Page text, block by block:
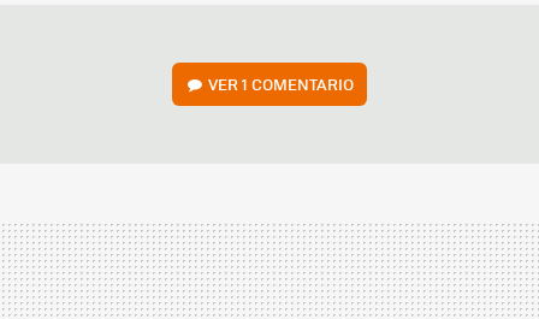
VER1 COMENTARIO